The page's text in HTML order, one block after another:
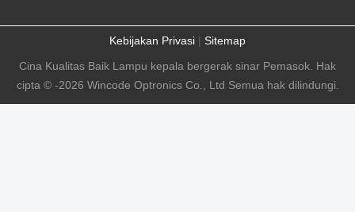
Kebijakan Privasi | Sitemap
Cina Kualitas Baik Lampu kepala bergerak sinar Pemasok. Hak
cipta © -2026 Wincode Optronics Co., Ltd Semua hak dilindungi.